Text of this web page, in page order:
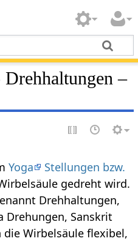
–
Yoga
Stellungen bzw.
gedreht wird.
Drehhaltungen,
Drehungen, Sanskrit
Wirbelsäule flexibel,